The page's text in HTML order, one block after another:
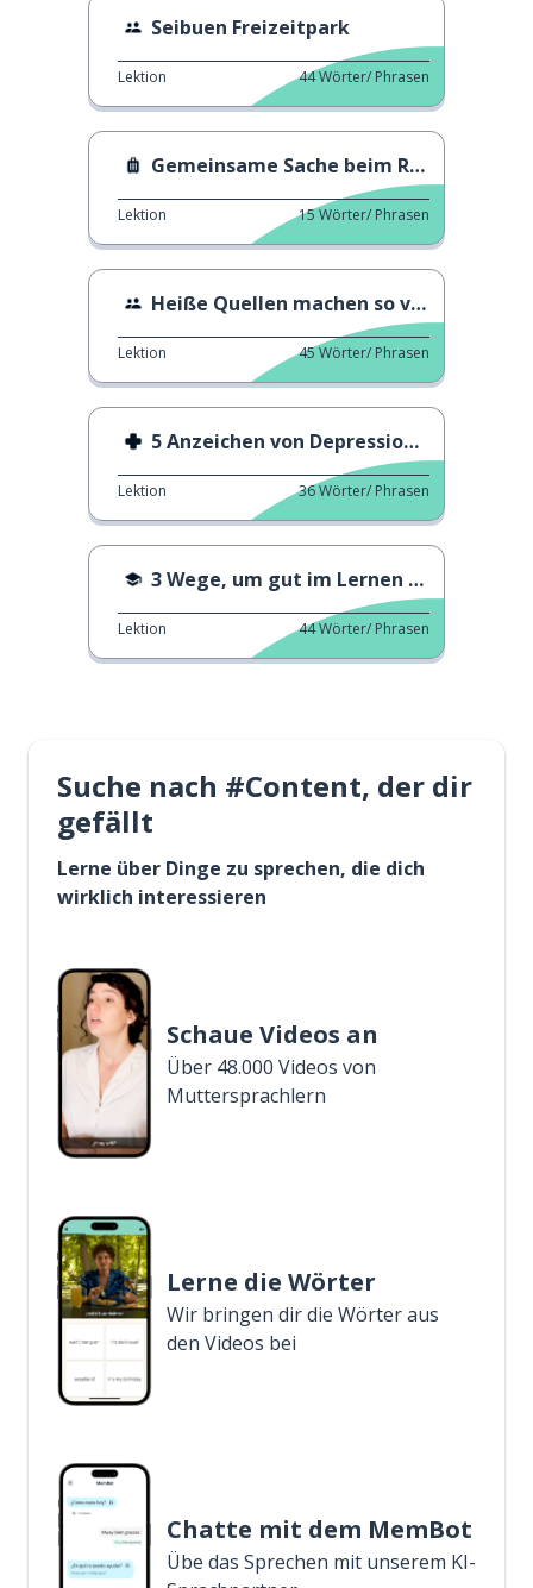
Seibuen Freizeitpark
Lektion 44Wörter/ Phrasen
Gemeinsame Sache beim Reisen
Lektion 15Wörter/ Phrasen
Heiße Quellen machen so viel Spaß!
Lektion 45Wörter/ Phrasen
5 Anzeichen von Depressionen
Lektion 36Wörter/ Phrasen
3 Wege, um gut im Lernen zu werden.
Lektion 44Wörter/ Phrasen
Suche nach #Content, der dir
gefällt
Lerne über Dinge zu sprechen, die dich
wirklich interessieren
Schaue Videos an
Über 48.000 Videos von
Muttersprachlern
Lerne die Wörter
Wir bringen dir die Wörter aus
den Videos bei
Chatte mit dem MemBot
Übe das Sprechen mit unserem KI-